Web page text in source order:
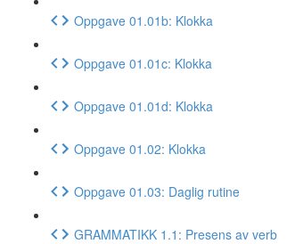
Oppgave 01.01b: Klokka
Oppgave 01.01c: Klokka
Oppgave 01.01d: Klokka
Oppgave 01.02: Klokka
Oppgave 01.03: Daglig rutine
GRAMMATIKK 1.1: Presens av verb